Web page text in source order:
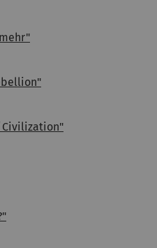
Civilization"